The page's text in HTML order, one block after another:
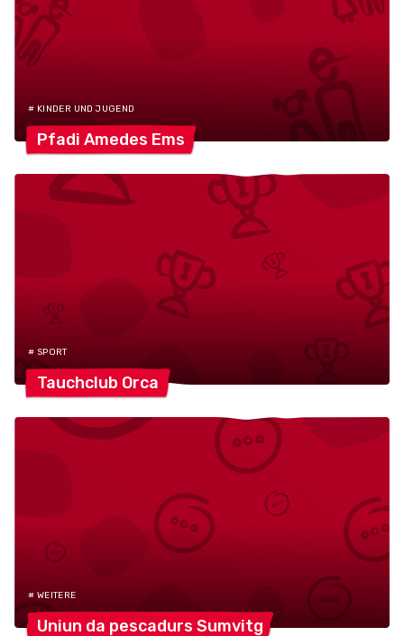
# KINDER UND JUGEND
Pfadi Amedes Ems
# SPORT
Tauchclub Orca
# WEITERE
Uniun da pescadurs Sumvitg